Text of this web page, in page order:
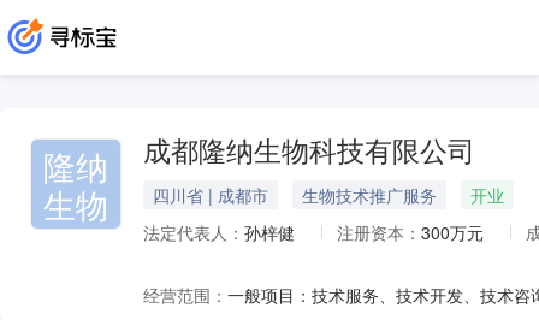
隆纳
生物
成都隆纳生物科技有限公司
四川省 | 成都市 生物技术推广服务
开业
法定代表人： 孙梓健 注册资本： 300万元
经营范围：